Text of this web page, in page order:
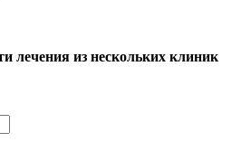
лечения из нескольких клиник